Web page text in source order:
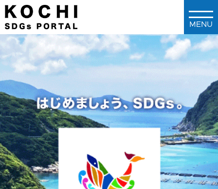
メインコンテンツに移動